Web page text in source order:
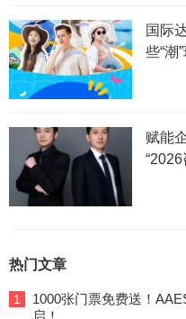
国际
些“潮
赋能
热门文章
1
1000张门票免费送！
启！